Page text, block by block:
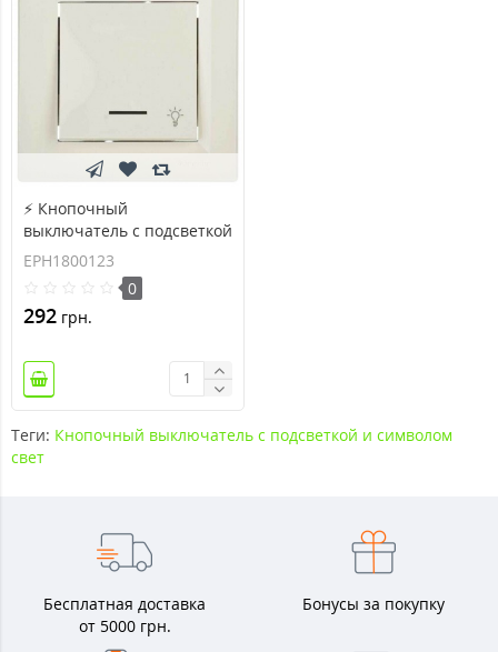
⚡ Кнопочный
выключатель с подсветкой
и символом свет Asfora
IP20 кремовый
(EPH1800123)
EPH1800123
0
292 грн.
Теги: Кнопочный выключатель с подсветкой и символом
свет
Бесплатная доставка
от 5000 грн.
Бонусы за покупку